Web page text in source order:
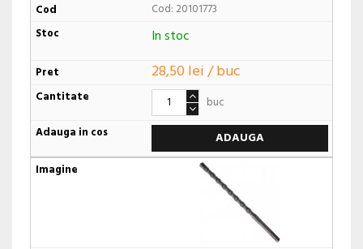
Cod: 20101773
In stoc
28,50 lei / buc
buc
ADAUGA